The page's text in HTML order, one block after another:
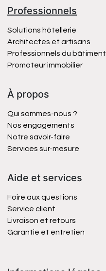
Professionnels
Solutions hôtellerie
Architectes et artisans
Professionnels du bâtiment
Promoteur immobilier
À propos
Qui sommes-nous ?
Nos engagements
Notre savoir-faire
Services sur-mesure
Aide et services
Foire aux questions
Service client
Livraison et retours
Garantie et entretien